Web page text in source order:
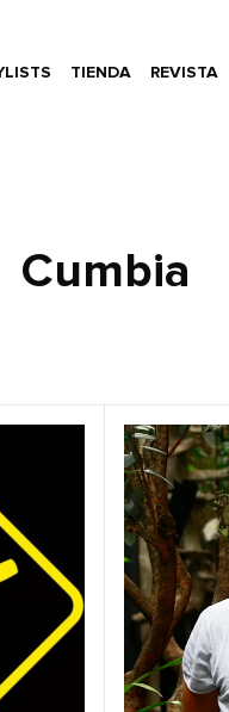
TIENDA REVISTA
Cumbia